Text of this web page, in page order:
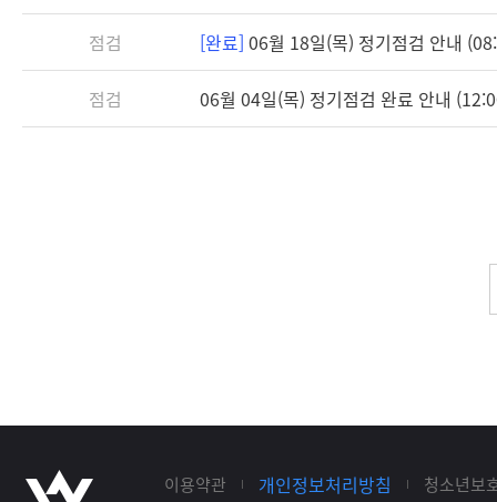
점검 [완료] 06월 18일(목) 정기점검 안내
점검 06월 04일(목) 정기점검 완료 안내
이용약관 개인정보처리방침 청소년보